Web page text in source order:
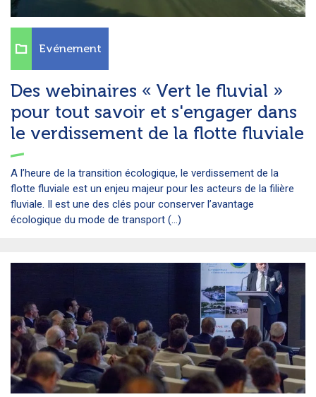
Des webinaires « Vert le fluvial »
pour tout savoir et s'engager dans
le verdissement de la flotte fluviale
A l’heure de la transition écologique, le verdissement de la
flotte fluviale est un enjeu majeur pour les acteurs de la filière
fluviale. Il est une des clés pour conserver l’avantage
écologique du mode de transport (...)
Evénement